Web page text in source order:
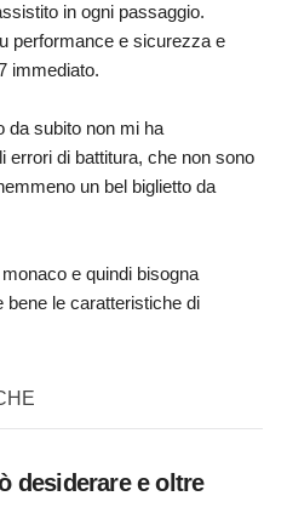
in ogni passaggio.
performance e sicurezza e
immediato.
da subito non mi ha
errori di battitura, che non sono
un bel biglietto da
e quindi bisogna
le caratteristiche di
desiderare e oltre